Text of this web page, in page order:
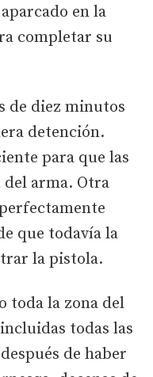
en la
completar su
de diez minutos
detención.
para que las
del arma. Otra
que todavía la
la pistola.
toda la zona del
todas las
de haber